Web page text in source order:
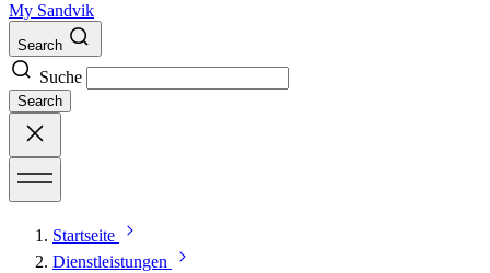
My Sandvik
Search
Suche
Search
Startseite
Dienstleistungen